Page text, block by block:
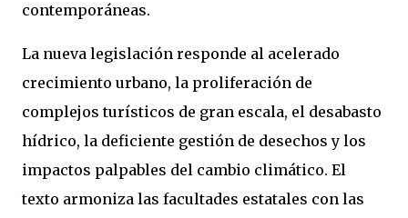
contemporáneas.
La nueva legislación responde al acelerado
crecimiento urbano, la proliferación de
complejos turísticos de gran escala, el desabasto
hídrico, la deficiente gestión de desechos y los
impactos palpables del cambio climático. El
texto armoniza las facultades estatales con las